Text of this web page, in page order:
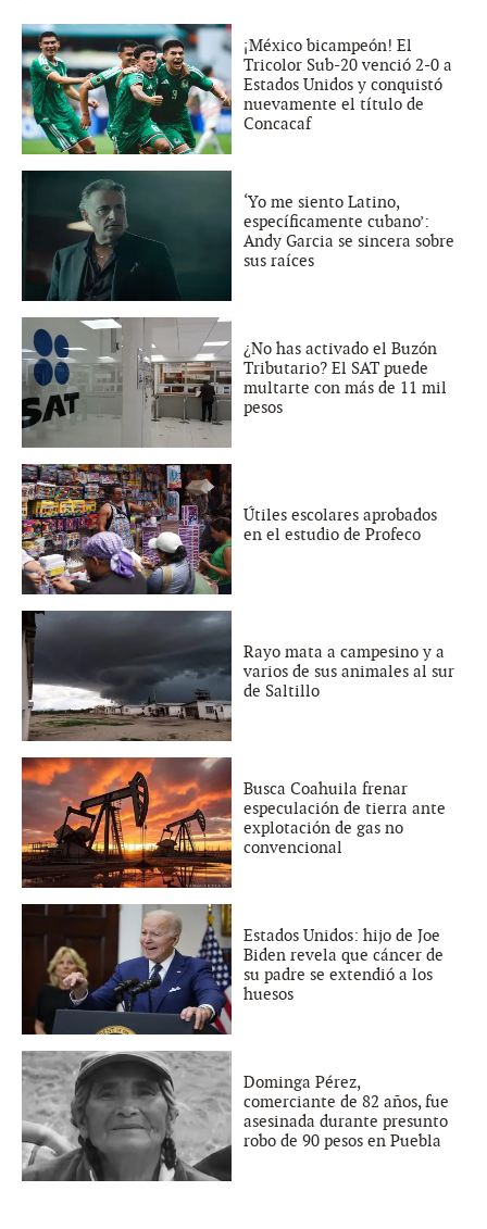
¡México bicampeón! El
Tricolor Sub-20 venció 2-0 a
Estados Unidos y conquistó
nuevamente el título de
Concacaf
‘Yo me siento Latino,
específicamente cubano’:
Andy Garcia se sincera sobre
sus raíces
¿No has activado el Buzón
Tributario? El SAT puede
multarte con más de 11 mil
pesos
Útiles escolares aprobados
en el estudio de Profeco
Rayo mata a campesino y a
varios de sus animales al sur
de Saltillo
Busca Coahuila frenar
especulación de tierra ante
explotación de gas no
convencional
Estados Unidos: hijo de Joe
Biden revela que cáncer de
su padre se extendió a los
huesos
Dominga Pérez,
comerciante de 82 años, fue
asesinada durante presunto
robo de 90 pesos en Puebla